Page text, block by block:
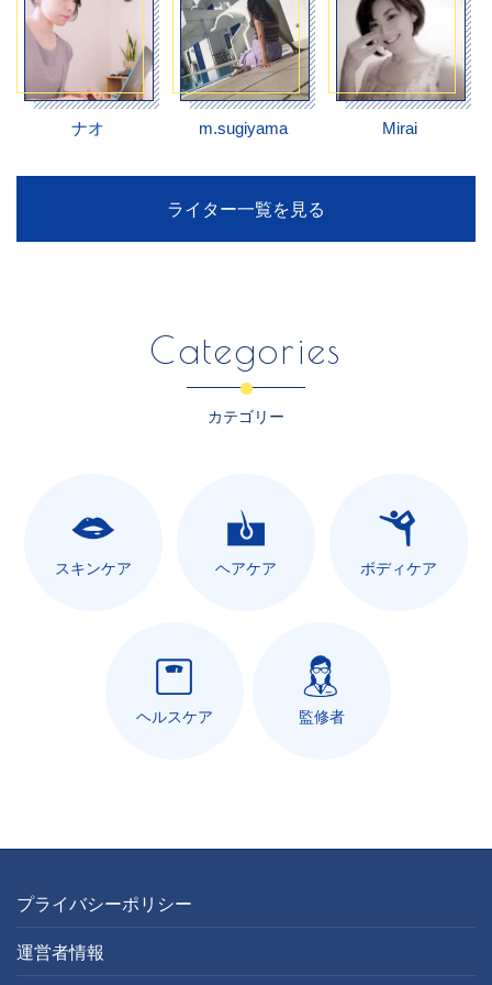
ナオ m.sugiyama Mirai
ライター一覧を見る
Categories
カテゴリー
スキンケア ヘアケア ボディケア
ヘルスケア 監修者
プライバシーポリシー
運営者情報